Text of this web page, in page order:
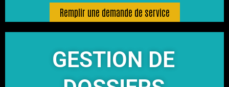
Remplir une demande de service
GESTION DE